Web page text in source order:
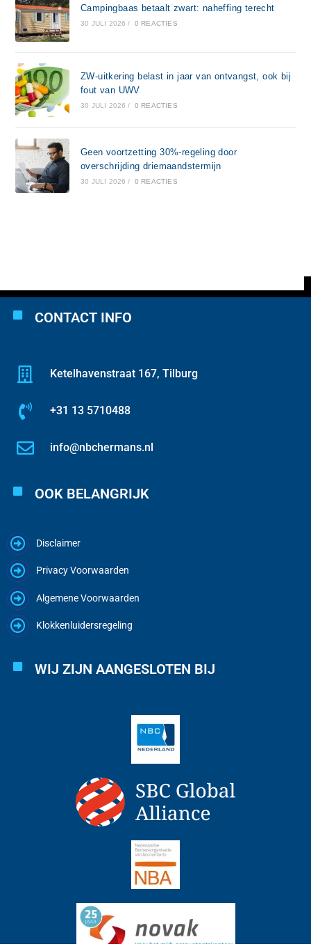
Campingbaas betaalt zwart: naheffing terecht
30 JULI 2026 / 0 REACTIES
ZW-uitkering belast in jaar van ontvangst, ook bij
fout van UWV
30 JULI 2026 / 0 REACTIES
Geen voortzetting 30%-regeling door
overschrijding driemaandstermijn
30 JULI 2026 / 0 REACTIES
CONTACT INFO
Ketelhavenstraat 167, Tilburg
+31 13 5710488
info@nbchermans.nl
OOK BELANGRIJK
Disclaimer
Privacy Voorwaarden
Algemene Voorwaarden
Klokkenluidersregeling
WIJ ZIJN AANGESLOTEN BIJ